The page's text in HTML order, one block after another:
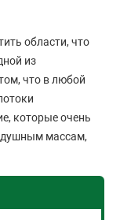
области, что
из
что в любой
которые очень
массам,